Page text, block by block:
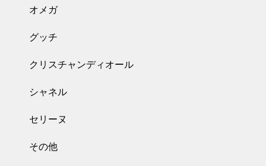
オメガ
グッチ
クリスチャンディオール
シャネル
セリーヌ
その他